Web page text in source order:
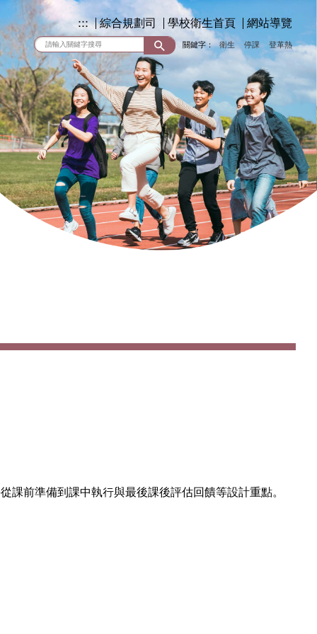
::: 綜合規劃司 學校衛生首頁 網站導覽
關鍵字： 衛生 停課 登革熱
前準備到課中執行與最後課後評估回饋等設計重點。